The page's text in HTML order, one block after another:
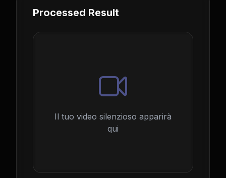
Processed Result
Il tuo video silenzioso apparirà
qui